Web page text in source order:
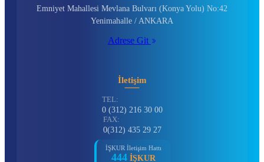
Emniyet Mahallesi Mevlana Bulvarı (Konya Yolu) No:42
Yenimahalle / ANKARA
Adrese Git
İletişim
TEL:
0 (312) 216 30 00
FAX:
0(312) 435 29 27
İŞKUR İletişim Hattı
444 İŞKUR